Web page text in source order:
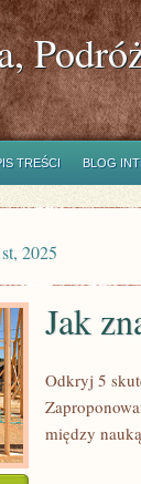
TREŚCI BLOG
2025
Jak
Odkryj 5
między